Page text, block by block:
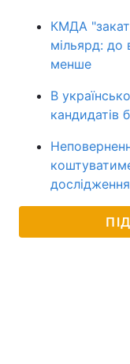
КМДА
мільярд: до
менше
В
кандидатів
дослідження